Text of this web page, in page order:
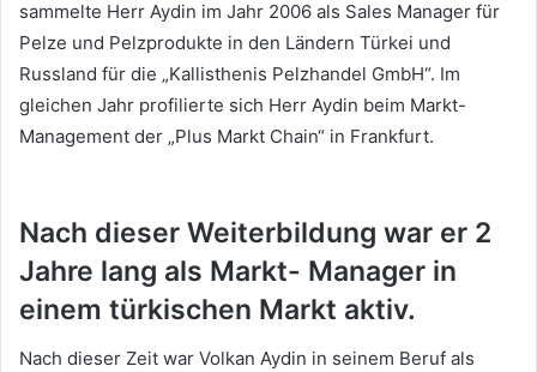
sammelte Herr Aydin im Jahr 2006 als Sales Manager für
Pelze und Pelzprodukte in den Ländern Türkei und
Russland für die „Kallisthenis Pelzhandel GmbH“. Im
gleichen Jahr profilierte sich Herr Aydin beim Markt-
Management der „Plus Markt Chain“ in Frankfurt.
Nach dieser Weiterbildung war er 2
Jahre lang als Markt- Manager in
einem türkischen Markt aktiv.
Nach dieser Zeit war Volkan Aydin in seinem Beruf als